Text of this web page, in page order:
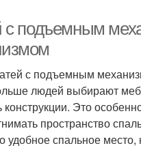
с подъемным
с подъемным
людей выбирают
Это
пространство
удобное спальное